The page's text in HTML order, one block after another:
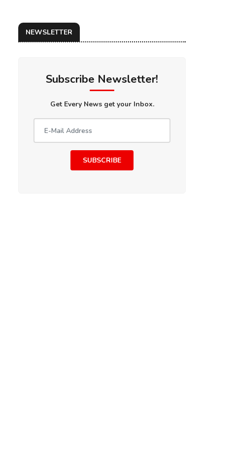
NEWSLETTER
Subscribe Newsletter!
Get Every News get your Inbox.
SUBSCRIBE